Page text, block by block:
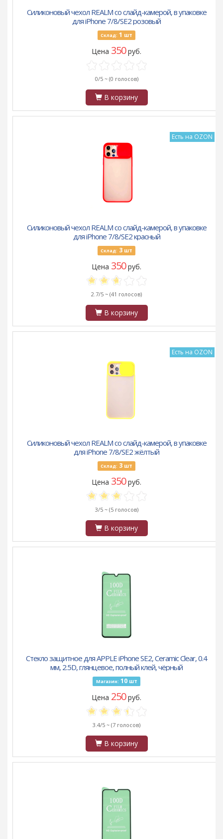
Силиконовый чехол REALM со слайд-камерой, в упаковке
для iPhone 7/8/SE2 розовый
Склад: 1 шт
Цена 350руб.
0/5 ~ (0 голосов)
В корзину
Есть на OZON
Силиконовый чехол REALM со слайд-камерой, в упаковке
для iPhone 7/8/SE2 красный
Склад: 3 шт
Цена 350руб.
2.7/5 ~ (41 голосов)
В корзину
Есть на OZON
Силиконовый чехол REALM со слайд-камерой, в упаковке
для iPhone 7/8/SE2 жёлтый
Склад: 3 шт
Цена 350руб.
3/5 ~ (5 голосов)
В корзину
Стекло защитное для APPLE iPhone SE2, Ceramic Clear, 0.4
мм, 2.5D, глянцевое, полный клей, чёрный
Магазин: 10шт
Цена 250руб.
3.4/5 ~ (7 голосов)
В корзину